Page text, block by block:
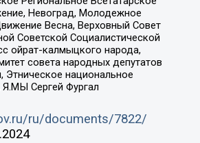
Невоград, Молодежное
Весна, Верховный Совет
Советской Социалистической
ойрат-калмыцкого народа,
совета народных депутатов
Этническое национальное
Сергей Фургал
ru/documents/7822/